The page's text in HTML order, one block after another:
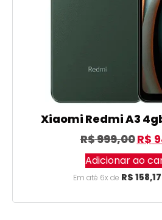
Xiaomi Redmi A3
R$999,00R$
Adicionar ao
Em até 6x de R$ 158,17